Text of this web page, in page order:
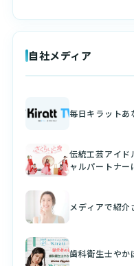
自社メディア
毎日キラット
伝統工芸アイド
ャルパートナー
メディアで紹介
歯科衛生士や